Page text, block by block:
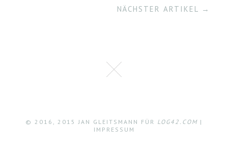
NÄCHSTER ARTIKEL →
© 2016, 2015 JAN GLEITSMANN FÜR LOG42.COM |
IMPRESSUM